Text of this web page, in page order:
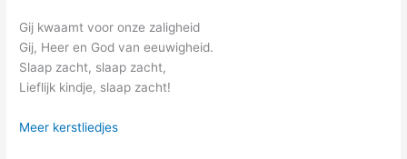
Gij kwaamt voor onze zaligheid
Gij, Heer en God van eeuwigheid.
Slaap zacht, slaap zacht,
Lieflijk kindje, slaap zacht!
Meer kerstliedjes